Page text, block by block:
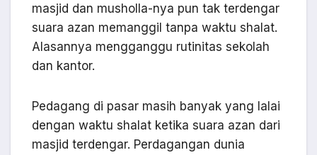
masjid dan musholla-nya pun tak terdengar
suara azan memanggil tanpa waktu shalat.
Alasannya mengganggu rutinitas sekolah
dan kantor.
Pedagang di pasar masih banyak yang lalai
dengan waktu shalat ketika suara azan dari
masjid terdengar. Perdagangan dunia